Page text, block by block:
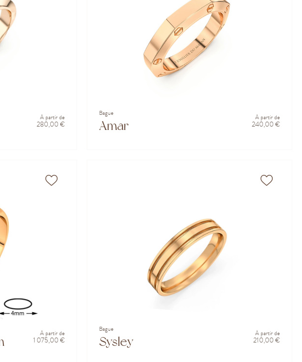
À partir de
280,00 €
Bague
Amar
À partir de
240,00 €
À partir de
1 075,00 €
Bague
Sysley
À partir de
210,00 €